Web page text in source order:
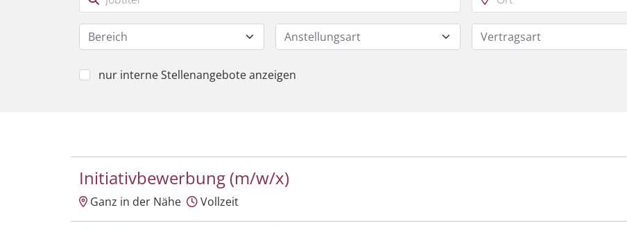
Bereich Anstellungsart Vertragsart
nur interne Stellenangebote anzeigen
Initiativbewerbung (m/w/x)
Ganz in der Nähe Vollzeit